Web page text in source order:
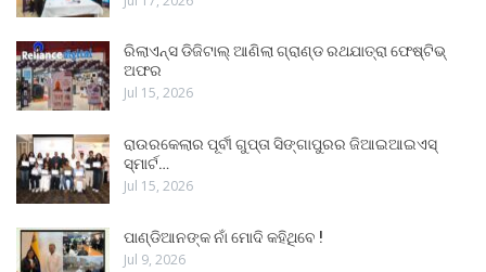
ରିଲାଏନ୍ସ ଡିଜିଟାଲ୍ ଆଣିଲା ଗ୍ରାଣ୍ଡ ରଥଯାତ୍ରା ଫେଷ୍ଟିଭ୍
ଅଫର
Jul 15, 2026
ରାଉରକେଲାର ପୂର୍ବୀ ଗୁପ୍ତା ସିଙ୍ଗାପୁରର ଜିଆଇଆଇଏସ୍
ସ୍ମାର୍ଟ…
Jul 15, 2026
ପାଣ୍ଡିଆନଙ୍କ ନାଁ ମୋଦି କହିଥିବେ !
Jul 9, 2026